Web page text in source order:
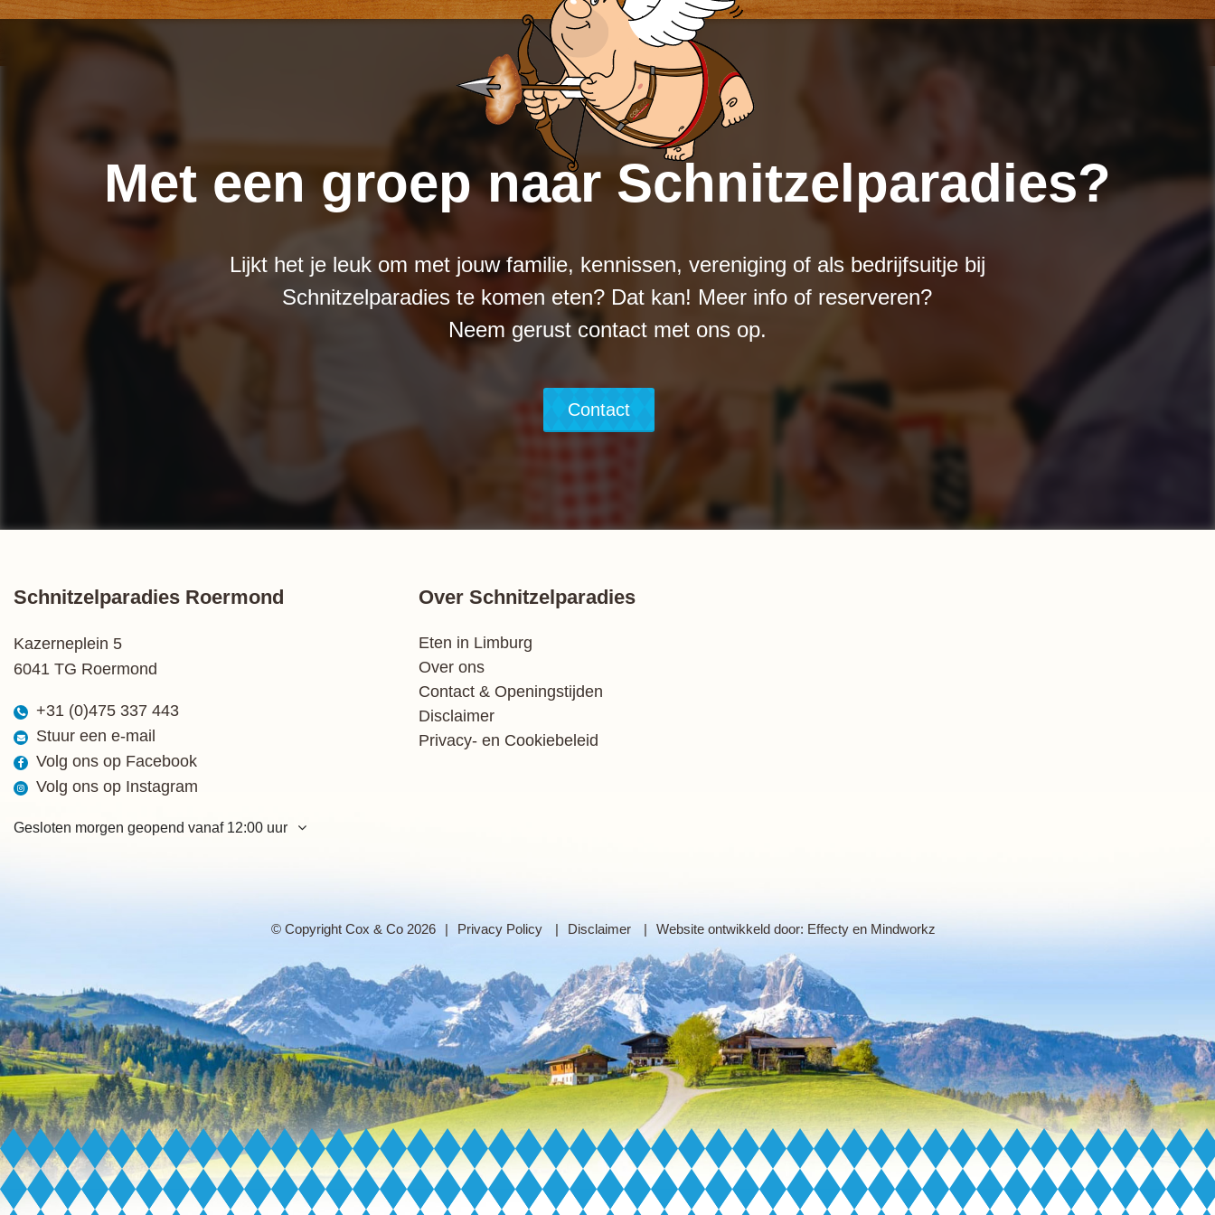
Met een groep naar Schnitzelparadies?
Lijkt het je leuk om met jouw familie, kennissen, vereniging of als bedrijfsuitje bij
Schnitzelparadies te komen eten? Dat kan! Meer info of reserveren?
Neem gerust contact met ons op.
Contact
Schnitzelparadies Roermond
Kazerneplein 5
6041 TG Roermond
+31 (0)475 337 443
Stuur een e-mail
Volg ons op Facebook
Volg ons op Instagram
Gesloten morgen geopend vanaf 12:00 uur
Zondag
12:00 - 21:00 uur
Over Schnitzelparadies
Eten in Limburg
Over ons
Contact & Openingstijden
Disclaimer
Privacy- en Cookiebeleid
© Copyright Cox & Co 2026 Privacy Policy Disclaimer Website ontwikkeld door: Effectyen Mindworkz